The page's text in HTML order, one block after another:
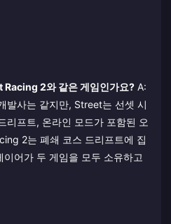
2와 같은 게임인가요? A:
발사는 같지만, Street는 선셋 시
리프트, 온라인 모드가 포함된 오
2는 폐쇄 코스 드리프트에 집
어가 두 게임을 모두 소유하고